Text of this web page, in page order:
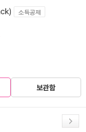
소득공제
보관함